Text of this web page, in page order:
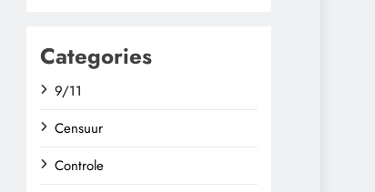
Categories
9/11
Censuur
Controle